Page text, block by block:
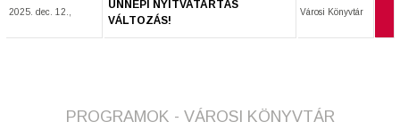
2025. dec. 12.,
ÜNNEPI NYITVATARTÁS
VÁLTOZÁS!
Városi Könyvtár
PROGRAMOK - VÁROSI KÖNYVTÁR